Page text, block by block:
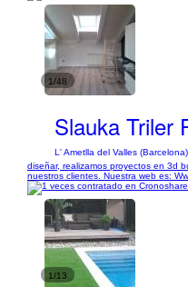
1/48
Slauka Triler
L' Ametlla del Valles
diseñar, realizamos proyectos en 3d
nuestros clientes. Nuestra web es:
1/13